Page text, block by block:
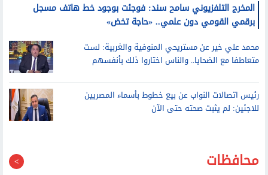
المخرج التلفزيوني سامح سند: فوجئت بوجود خط هاتف مسجل
برقمي القومي دون علمي.. «حاجة تخض»
محمد علي خير عن مستريحي المنوفية والغربية: لست
متعاطفا مع الضحايا.. والناس اختاروا ذلك بأنفسهم
رئيس اتصالات النواب عن بيع خطوط بأسماء المصريين
للاجئين: لم يثبت صحته حتى الآن
محافظات